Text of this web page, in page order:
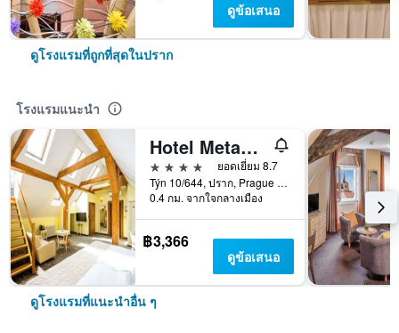
ดูข้อเสนอ
ดูโรงแรมที่ถูกที่สุดในปราก
โรงแรมแนะนำ
Hotel Metamorphis
4 ดาว
ยอดเยี่ยม 8.7
Týn 10/644, ปราก, Prague Region, สาธารณรัฐเช็ก
0.4 กม. จากใจกลางเมือง
฿3,366
ดูข้อเสนอ
ดูโรงแรมที่แนะนำอื่น ๆ